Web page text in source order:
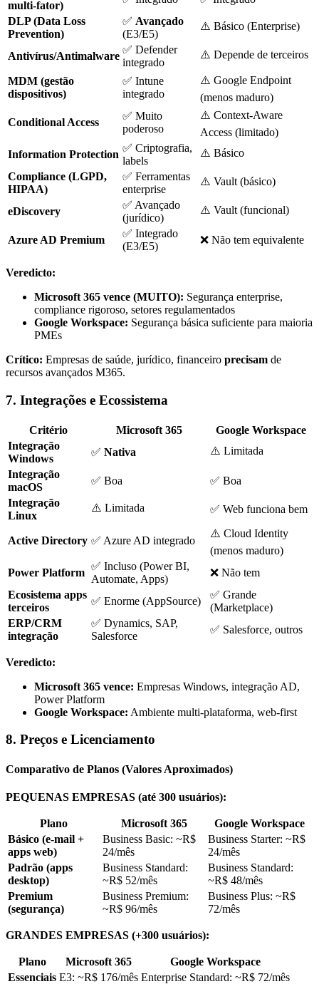
multi-fator)
DLP (Data Loss
Prevention)
✅ Avançado
(E3/E5)
⚠️ Básico (Enterprise)
Antivírus/Antimalware
✅ Defender
integrado
⚠️ Depende de terceiros
MDM (gestão
dispositivos)
✅ Intune
integrado
⚠️ Google Endpoint
(menos maduro)
Conditional Access
✅ Muito
poderoso
⚠️ Context-Aware
Access (limitado)
Information Protection
✅ Criptografia,
labels
⚠️ Básico
Compliance (LGPD,
HIPAA)
✅ Ferramentas
enterprise
⚠️ Vault (básico)
eDiscovery
✅ Avançado
(jurídico)
⚠️ Vault (funcional)
Azure AD Premium
✅ Integrado
(E3/E5)
❌ Não tem equivalente
Veredicto:
Microsoft 365 vence (MUITO): Segurança enterprise,
compliance rigoroso, setores regulamentados
Google Workspace: Segurança básica suficiente para maioria
PMEs
Crítico: Empresas de saúde, jurídico, financeiro precisam de
recursos avançados M365.
7. Integrações e Ecossistema
Critério Microsoft 365
Google Workspace
Integração
Windows
✅ Nativa
⚠️ Limitada
Integração
macOS
✅ Boa
✅ Boa
Integração
Linux
⚠️ Limitada ✅ Web funciona bem
Active Directory ✅ Azure AD integrado
⚠️ Cloud Identity
(menos maduro)
Power Platform
✅ Incluso (Power BI,
Automate, Apps)
❌ Não tem
Ecosistema apps
terceiros
✅ Enorme (AppSource)
✅ Grande
(Marketplace)
ERP/CRM
integração
✅ Dynamics, SAP,
Salesforce
✅ Salesforce, outros
Veredicto:
Microsoft 365 vence: Empresas Windows, integração AD,
Power Platform
Google Workspace: Ambiente multi-plataforma, web-first
8. Preços e Licenciamento
Comparativo de Planos (Valores Aproximados)
PEQUENAS EMPRESAS (até 300 usuários):
Plano Microsoft 365
Google Workspace
Básico (e-mail +
apps web)
Business Basic: ~R$
24/mês
Business Starter: ~R$
24/mês
Padrão (apps
desktop)
Business Standard:
~R$ 52/mês
Business Standard:
~R$ 48/mês
Premium
(segurança)
Business Premium:
~R$ 96/mês
Business Plus: ~R$
72/mês
GRANDES EMPRESAS (+300 usuários):
Plano Microsoft 365
Google Workspace
Essenciais E3: ~R$ 176/mês Enterprise Standard: ~R$ 72/mês